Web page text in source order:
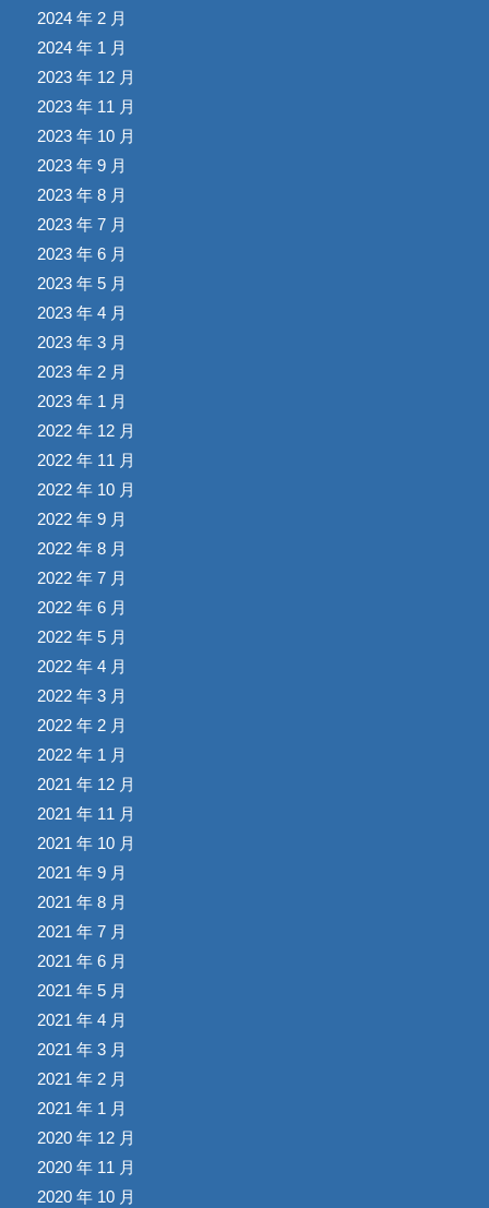
2024 年 2 月
2024 年 1 月
2023 年 12 月
2023 年 11 月
2023 年 10 月
2023 年 9 月
2023 年 8 月
2023 年 7 月
2023 年 6 月
2023 年 5 月
2023 年 4 月
2023 年 3 月
2023 年 2 月
2023 年 1 月
2022 年 12 月
2022 年 11 月
2022 年 10 月
2022 年 9 月
2022 年 8 月
2022 年 7 月
2022 年 6 月
2022 年 5 月
2022 年 4 月
2022 年 3 月
2022 年 2 月
2022 年 1 月
2021 年 12 月
2021 年 11 月
2021 年 10 月
2021 年 9 月
2021 年 8 月
2021 年 7 月
2021 年 6 月
2021 年 5 月
2021 年 4 月
2021 年 3 月
2021 年 2 月
2021 年 1 月
2020 年 12 月
2020 年 11 月
2020 年 10 月